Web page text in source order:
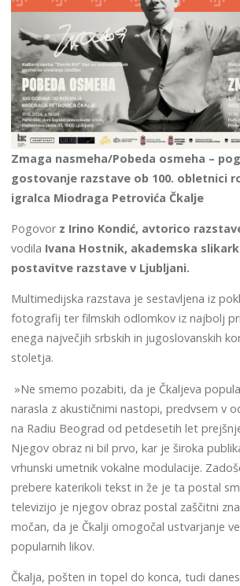
Zmaga nasmeha/Pobeda osmeha –
gostovanje razstave ob 100. obletnici
igralca Miodraga Petrovića Čkalje
Pogovor z Irino Kondić, avtorico
vodila Ivana Hostnik, akademska
postavitve razstave v Ljubljani.
Multimedijska razstava je sestavljena iz
fotografij ter filmskih odlomkov iz najbolj
enega največjih srbskih in jugoslovanskih
stoletja.
»Ne smemo pozabiti, da je Čkaljeva
narasla z akustičnimi nastopi, predvsem v
na Radiu Beograd od petdesetih let
Njegov obraz ni bil prvo, kar je široka
vrhunski umetnik vokalne modulacije.
prebere katerikoli tekst in že je ta postal
televizijo je njegov obraz postal zaščitni
močan, da je Čkalji omogočal ustvarjanje
popularnih likov.
Čkalja, pošten in topel do konca, tudi